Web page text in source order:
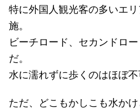
特に外国人観光客の多いエ
施。
ビーチロード、セカンドロ
だ。
水に濡れずに歩くのはほぼ不
ただ、どこもかしこも水かけ